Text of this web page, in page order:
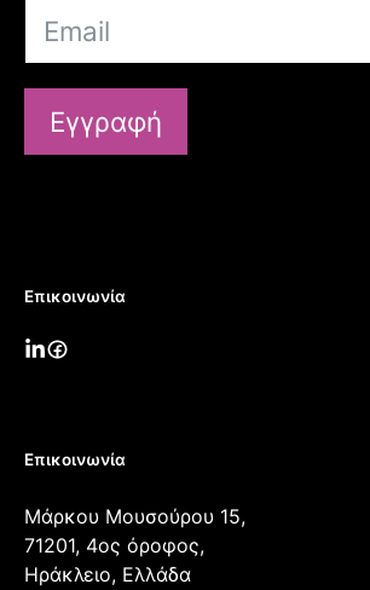
Εγγραφή
Επικοινωνία
Επικοινωνία
Μάρκου Μουσούρου 15,
71201, 4ος όροφος,
Ηράκλειο, Ελλάδα